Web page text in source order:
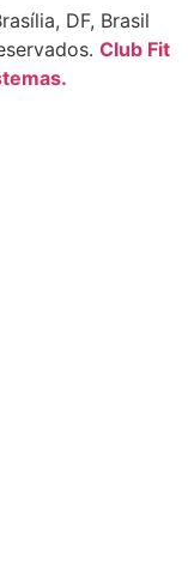
DF, Brasil
Club Fit
.